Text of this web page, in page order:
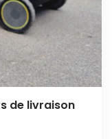
de livraison